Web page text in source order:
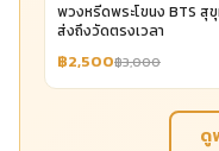
พวงหรีดพระโขนง BTS สุ
ส่งถึงวัดตรงเวลา
฿2,500฿3,000
ดู